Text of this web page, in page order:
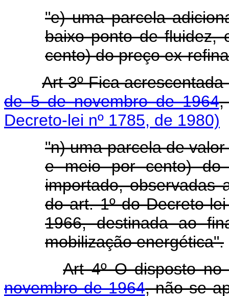
"e) uma parcela
baixo ponto de fluidez,
cento) do preço ex-
Art 3º Fica
de 5 de novembro de 1964,
Decreto-lei nº 1785, de 1980)
"n) uma parcela de
e meio por cento) do
importado, observadas
do art. 1º do Decreto-
1966, destinada ao
mobilização energética".
Art 4º O disposto no
novembro de 1964, não se